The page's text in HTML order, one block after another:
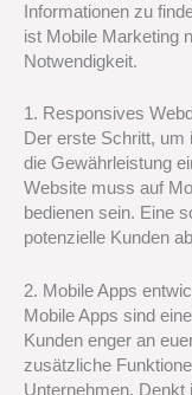
Informationen zu
ist Mobile Marketing
Notwendigkeit.
1. Responsives
Der erste Schritt, um
die Gewährleistung
Website muss auf
bedienen sein. Eine
potenzielle Kunden
2. Mobile Apps
Mobile Apps sind
Kunden enger an
zusätzliche
Unternehmen. Denkt